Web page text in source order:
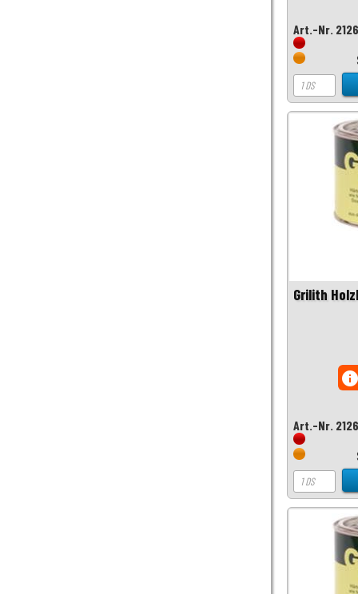
Art.-Nr.
Grilith
Art.-Nr.